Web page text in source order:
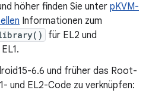
höher finden Sie unter pKVM-
Informationen zum
für EL2 und
6.6 und früher das Root-
und EL2-Code zu verknüpfen: